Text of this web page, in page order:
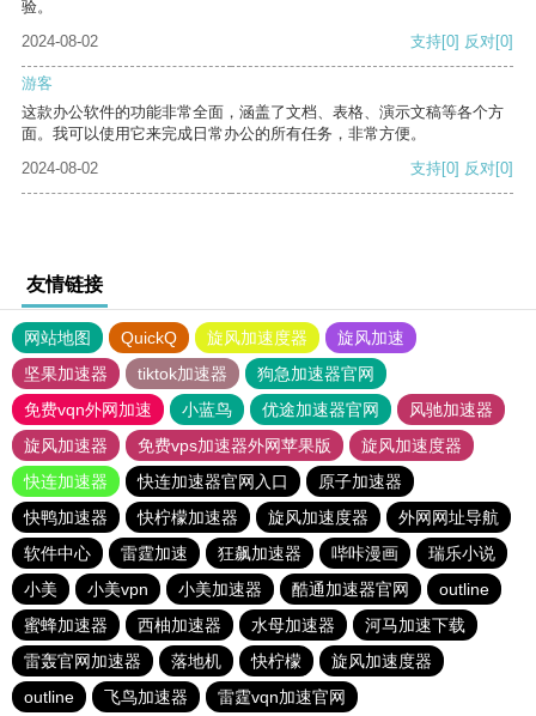
验。
2024-08-02
支持[0] 反对[0]
游客
这款办公软件的功能非常全面，涵盖了文档、表格、演示文稿等各个方
面。我可以使用它来完成日常办公的所有任务，非常方便。
2024-08-02
支持[0] 反对[0]
友情链接
网站地图 QuickQ 旋风加速度器
旋风加速
坚果加速器
tiktok加速器
狗急加速器官网
免费vqn外网加速
小蓝鸟 优途加速器官网
风驰加速器
旋风加速器
免费vps加速器外网苹果版
旋风加速度器
快连加速器
快连加速器官网入口
原子加速器
快鸭加速器
快柠檬加速器 旋风加速度器
外网网址导航
软件中心
雷霆加速 狂飙加速器 哔咔漫画
瑞乐小说
小美
小美vpn 小美加速器 酷通加速器官网
outline
蜜蜂加速器
西柚加速器 水母加速器
河马加速下载
雷轰官网加速器
落地机 快柠檬
旋风加速度器
outline
飞鸟加速器 雷霆vqn加速官网